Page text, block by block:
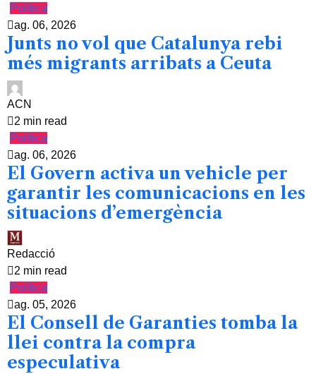
Política
ag. 06, 2026
Junts no vol que Catalunya rebi
més migrants arribats a Ceuta
ACN
2 min read
Política
ag. 06, 2026
El Govern activa un vehicle per
garantir les comunicacions en les
situacions d’emergència
Redacció
2 min read
Política
ag. 05, 2026
El Consell de Garanties tomba la
llei contra la compra
especulativa